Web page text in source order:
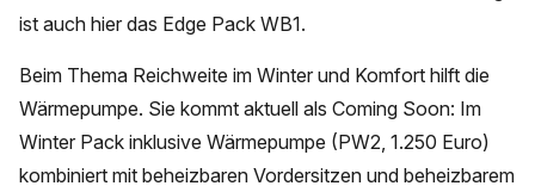
ist auch hier das Edge Pack WB1.
Beim Thema Reichweite im Winter und Komfort hilft die
Wärmepumpe. Sie kommt aktuell als Coming Soon: Im
Winter Pack inklusive Wärmepumpe (PW2, 1.250 Euro)
kombiniert mit beheizbaren Vordersitzen und beheizbarem